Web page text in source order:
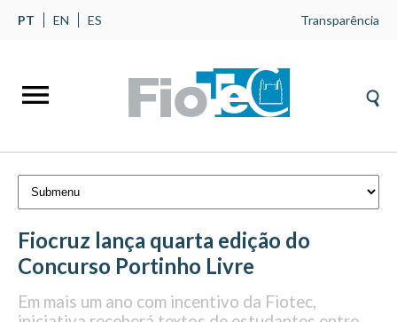
PT EN ES Transparência
Fiocruz lança quarta edição do
Concurso Portinho Livre
Em mais um ano com incentivo da Fiotec,